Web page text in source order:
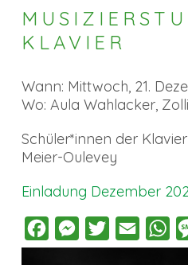
KLAVIER
Wann: Mittwoch, 21.
Wo: Aula Wahlacker,
Schüler*innen der
Meier-Oulevey
Einladung Dezember
FacebookMessenger
Twitter Email